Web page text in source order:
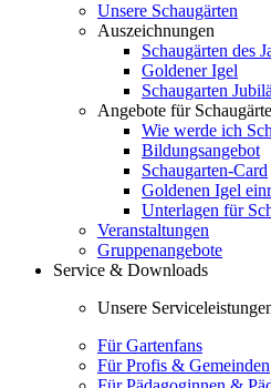
Unsere Schaugärten
Auszeichnungen
Schaugärten des
Goldener Igel
Schaugarten
Angebote für
Wie werde ich
Bildungsangebot
Schaugarten-Card
Goldenen Igel
Unterlagen für
Veranstaltungen
Gruppenangebote
Service & Downloads
Unsere
Für Gartenfans
Für Profis & Gemeinden